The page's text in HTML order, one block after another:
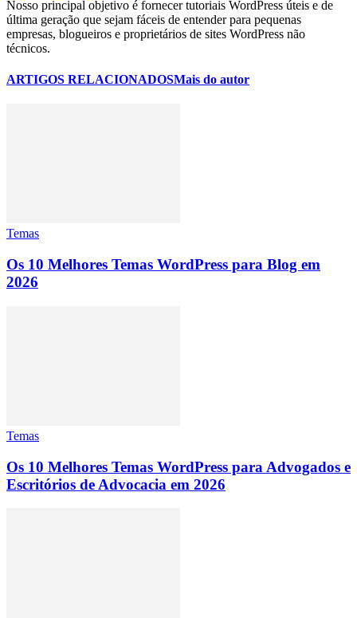
Nosso principal objetivo é fornecer tutoriais WordPress úteis e de
última geração que sejam fáceis de entender para pequenas
empresas, blogueiros e proprietários de sites WordPress não
técnicos.
ARTIGOS RELACIONADOSMais do autor
Temas
Os 10 Melhores Temas WordPress para Blog em
2026
Temas
Os 10 Melhores Temas WordPress para Advogados e
Escritórios de Advocacia em 2026